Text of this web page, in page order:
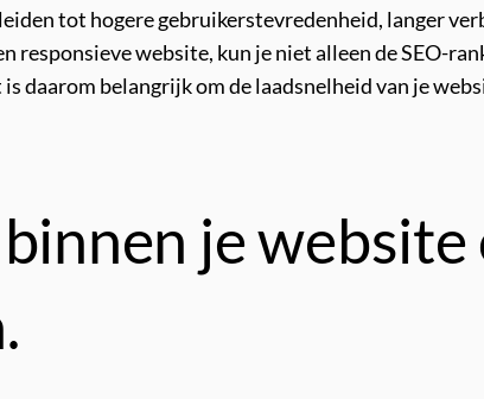
tot hogere gebruikerstevredenheid, langer
responsieve website, kun je niet alleen de SEO-
daarom belangrijk om de laadsnelheid van je
je website